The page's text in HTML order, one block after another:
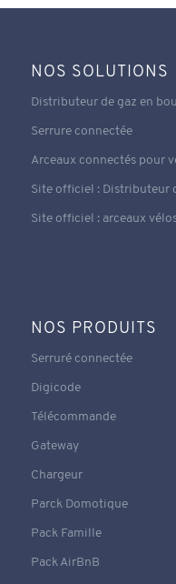
NOS SOLUTIONS
Distributeur de gaz en
Serrure connectée
Arceaux connectés pour
Site officiel : Distributeur
Site officiel : arceaux
NOS PRODUITS
Serruré connectée
Digicode
Télécommande
Gateway
Chargeur
Parck Domotique
Pack Famille
Pack AirBnB